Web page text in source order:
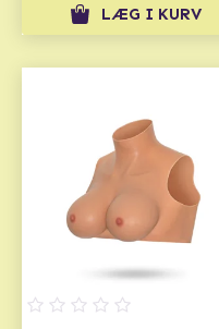
LÆG I KURV